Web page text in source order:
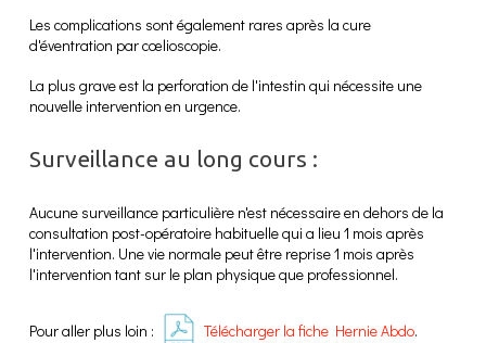
Les complications sont également rares après la cure
d'éventration par cœlioscopie.
La plus grave est la perforation de l'intestin qui nécessite une
nouvelle intervention en urgence.
Surveillance au long cours :
Aucune surveillance particulière n'est nécessaire en dehors de la
consultation post-opératoire habituelle qui a lieu 1 mois après
l'intervention. Une vie normale peut être reprise 1 mois après
l'intervention tant sur le plan physique que professionnel.
Pour aller plus loin : Télécharger la fiche Hernie Abdo.